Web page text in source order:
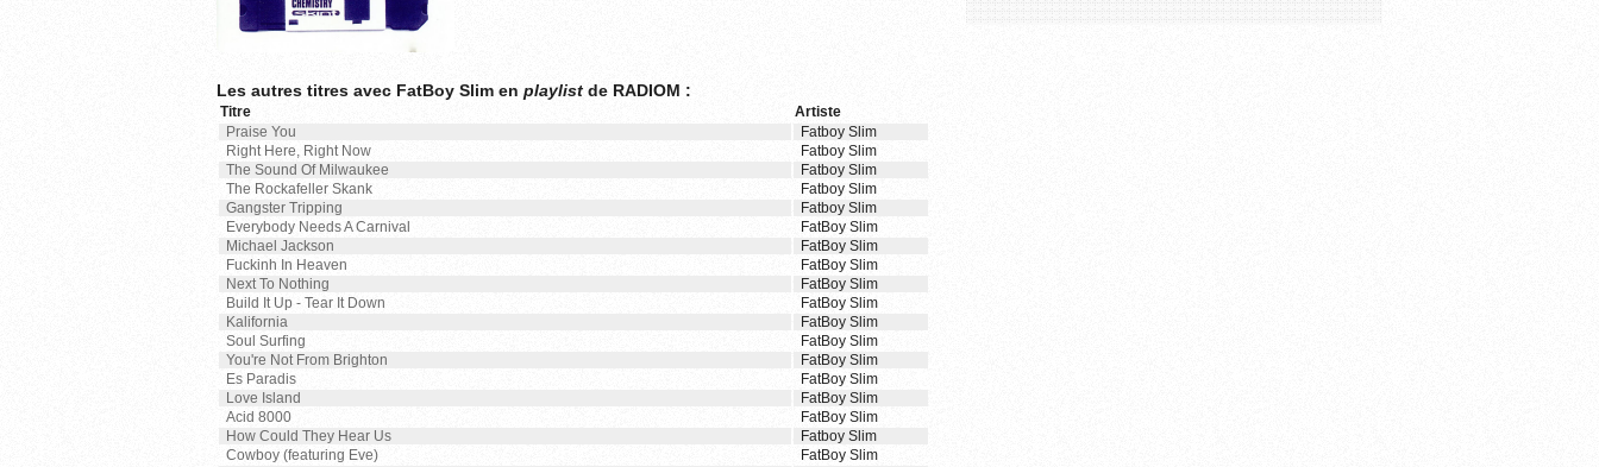
Les autres titres avec FatBoy Slim en playlist de RADIOM :
Titre
Artiste
Praise You
Fatboy Slim
Right Here, Right Now
Fatboy Slim
The Sound Of Milwaukee
Fatboy Slim
The Rockafeller Skank
Fatboy Slim
Gangster Tripping
Fatboy Slim
Everybody Needs A Carnival
FatBoy Slim
Michael Jackson
FatBoy Slim
Fuckinh In Heaven
FatBoy Slim
Next To Nothing
FatBoy Slim
Build It Up - Tear It Down
FatBoy Slim
Kalifornia
FatBoy Slim
Soul Surfing
FatBoy Slim
You're Not From Brighton
FatBoy Slim
Es Paradis
FatBoy Slim
Love Island
FatBoy Slim
Acid 8000
FatBoy Slim
How Could They Hear Us
Fatboy Slim
Cowboy (featuring Eve)
FatBoy Slim